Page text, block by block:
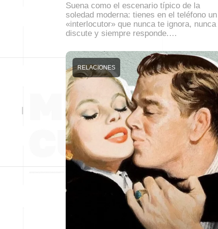
Suena como el escenario típico de la
soledad moderna: tienes en el teléfono un
«interlocutor» que nunca te ignora, nunca
discute y siempre responde.…
RELACIONES